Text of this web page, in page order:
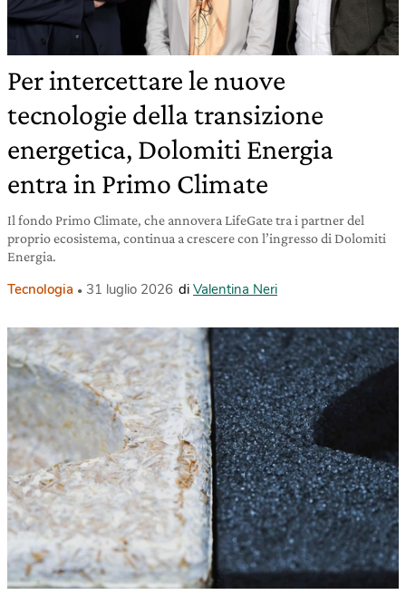
Per intercettare le nuove
tecnologie della transizione
energetica, Dolomiti Energia
entra in Primo Climate
Il fondo Primo Climate, che annovera LifeGate tra i partner del
proprio ecosistema, continua a crescere con l’ingresso di Dolomiti
Energia.
Tecnologia 31 luglio 2026 di Valentina Neri